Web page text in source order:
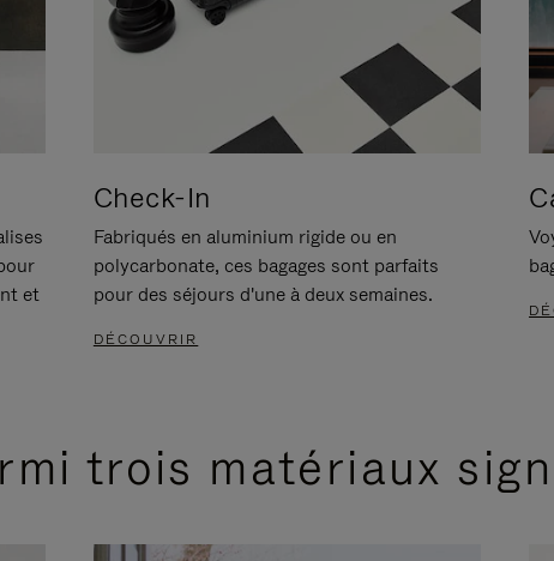
et
Check-In
Fabriqués en aluminium rigide ou en
polycarbonate, ces bagages sont parfaits
pour des séjours d'une à deux semaines.
DÉCOUVRIR
trois matériaux